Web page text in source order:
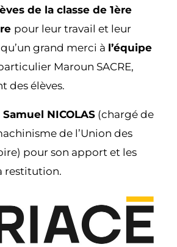
de la classe de 1ère
pour leur travail et leur
grand merci à l’équipe
Maroun SACRE,
des élèves.
Samuel NICOLAS (chargé de
de l’Union des
pour son apport et les
restitution.